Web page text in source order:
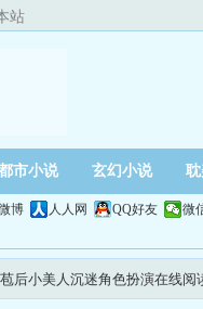
站
市小说 玄幻小说
博 人人网 QQ好友 微
后小美人沉迷角色扮演在线阅